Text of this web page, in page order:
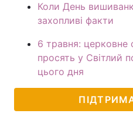
Коли День
захопливі факти
6 травня: церковне
просять у Світлий
цього дня